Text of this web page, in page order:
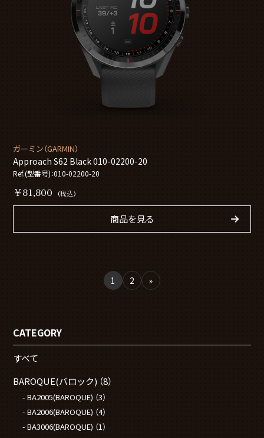
ガーミン（GARMIN）
Approach S62 Black 010-02200-20
Ref.(型番号)：010-02200-20
￥81,800 (税込)
商品を見る
1 2 »
CATEGORY
すべて
BAROQUE(バロック) （8）
BA2005(BAROQUE) （3）
BA2006(BAROQUE) （4）
BA3006(BAROQUE) （1）